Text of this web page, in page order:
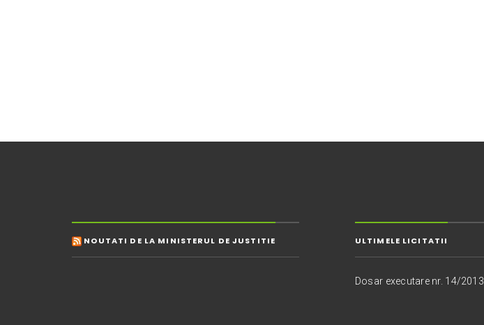
NOUTATI DE LA MINISTERUL DE JUSTITIE ULTIMELE LICITATII
Dosar executare nr. 14/2013